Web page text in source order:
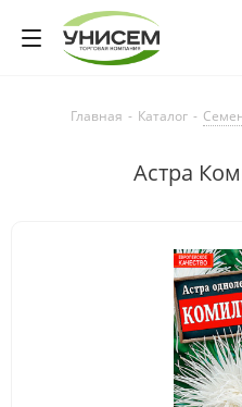
Главная - Каталог -
Астра